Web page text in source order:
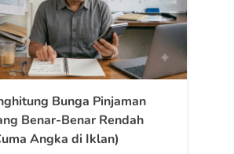
Bunga Pinjaman
Benar-Benar Rendah
Angka di Iklan)